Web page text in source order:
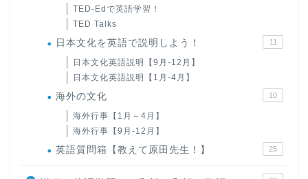
TED-Edで英語学習！
TED Talks
日本文化を英語で説明しよう！ 11
日本文化英語説明【9月-12月】
日本文化英語説明【1月-4月】
海外の文化 10
海外行事【1月～4月】
海外行事【9月-12月】
英語質問箱【教えて原田先生！】 25